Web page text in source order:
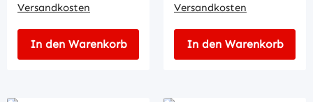
Versandkosten
In den Warenkorb
Versandkosten
In den Warenkorb